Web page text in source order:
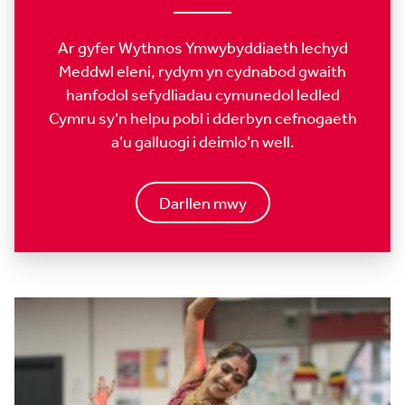
Ar gyfer Wythnos Ymwybyddiaeth Iechyd
Meddwl eleni, rydym yn cydnabod gwaith
hanfodol sefydliadau cymunedol ledled
Cymru sy’n helpu pobl i dderbyn cefnogaeth
a’u galluogi i deimlo’n well.
Darllen mwy